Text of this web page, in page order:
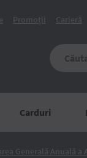
Promoții Carieră
Carduri
Generală Anuală a